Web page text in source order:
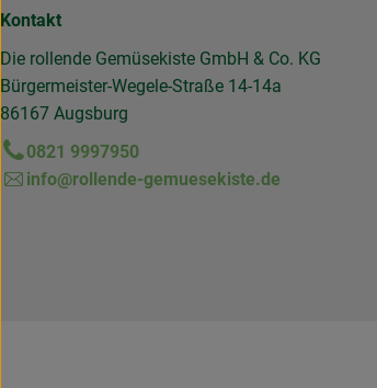
Kontakt
Die rollende Gemüsekiste GmbH & Co. KG
Bürgermeister-Wegele-Straße 14-14a
86167 Augsburg
0821 9997950
info@rollende-gemuesekiste.de